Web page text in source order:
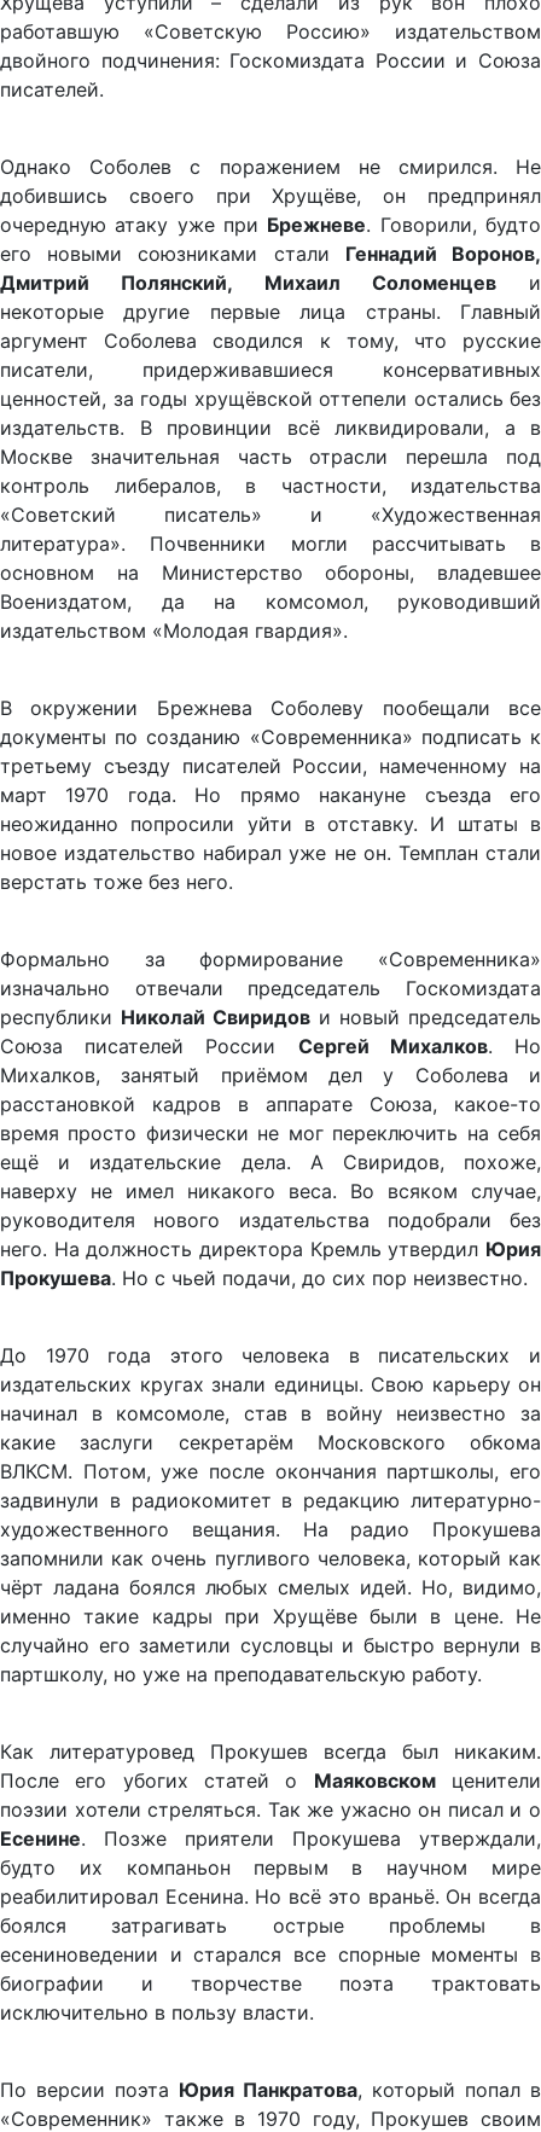
работавшую «Советскую Россию» издательством
двойного подчинения: Госкомиздата России и Союза
писателей.
Однако Соболев с поражением не смирился. Не
добившись своего при Хрущёве, он предпринял
очередную атаку уже при Брежневе. Говорили, будто
его новыми союзниками стали Геннадий Воронов,
Дмитрий Полянский, Михаил Соломенцеви
некоторые другие первые лица страны. Главный
аргумент Соболева сводился к тому, что русские
писатели, придерживавшиеся консервативных
ценностей, за годы хрущёвской оттепели остались без
издательств. В провинции всё ликвидировали, а в
Москве значительная часть отрасли перешла под
контроль либералов, в частности, издательства
«Советский писатель» и «Художественная
литература». Почвенники могли рассчитывать в
основном на Министерство обороны, владевшее
Воениздатом, да на комсомол, руководивший
издательством «Молодая гвардия».
В окружении Брежнева Соболеву пообещали все
документы по созданию «Современника» подписать к
третьему съезду писателей России, намеченному на
март 1970 года. Но прямо накануне съезда его
неожиданно попросили уйти в отставку. И штаты в
новое издательство набирал уже не он. Темплан стали
верстать тоже без него.
Формально за формирование «Современника»
изначально отвечали председатель Госкомиздата
республики Николай Свиридов и новый председатель
Союза писателей России Сергей Михалков. Но
Михалков, занятый приёмом дел у Соболева и
расстановкой кадров в аппарате Союза, какое-то
время просто физически не мог переключить на себя
ещё и издательские дела. А Свиридов, похоже,
наверху не имел никакого веса. Во всяком случае,
руководителя нового издательства подобрали без
него. На должность директора Кремль утвердил Юрия
Прокушева. Но с чьей подачи, до сих пор неизвестно.
До 1970 года этого человека в писательских и
издательских кругах знали единицы. Свою карьеру он
начинал в комсомоле, став в войну неизвестно за
какие заслуги секретарём Московского обкома
ВЛКСМ. Потом, уже после окончания партшколы, его
задвинули в радиокомитет в редакцию литературно-
художественного вещания. На радио Прокушева
запомнили как очень пугливого человека, который как
чёрт ладана боялся любых смелых идей. Но, видимо,
именно такие кадры при Хрущёве были в цене. Не
случайно его заметили сусловцы и быстро вернули в
партшколу, но уже на преподавательскую работу.
Как литературовед Прокушев всегда был никаким.
После его убогих статей о Маяковскомценители
поэзии хотели стреляться. Так же ужасно он писал и о
Есенине. Позже приятели Прокушева утверждали,
будто их компаньон первым в научном мире
реабилитировал Есенина. Но всё это враньё. Он всегда
боялся затрагивать острые проблемы в
есениноведении и старался все спорные моменты в
биографии и творчестве поэта трактовать
исключительно в пользу власти.
По версии поэта Юрия Панкратова, который попал в
«Современник» также в 1970 году, Прокушев своим